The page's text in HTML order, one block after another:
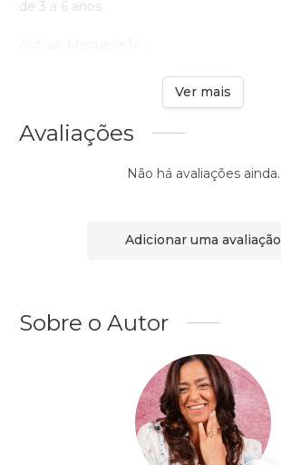
de 3 a 6 anos.
Ver mais
Avaliações
Não há avaliações ainda.
Adicionar uma avaliação
Sobre o Autor